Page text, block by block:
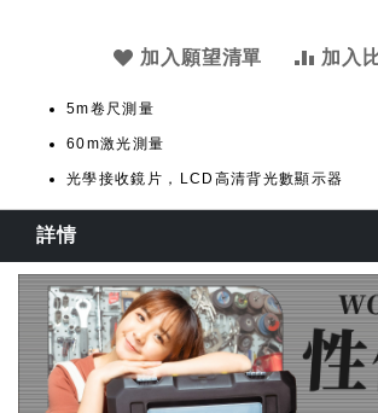
加入願望清單 加入
5m卷尺測量
60m激光測量
光學接收鏡片，LCD高清背光數顯示器
詳情